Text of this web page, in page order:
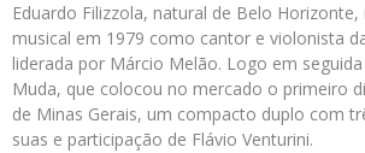
Eduardo Filizzola, natural de Belo
musical em 1979 como cantor e violonista
liderada por Márcio Melão. Logo em
Muda, que colocou no mercado o primeiro
de Minas Gerais, um compacto duplo com
suas e participação de Flávio Venturini.